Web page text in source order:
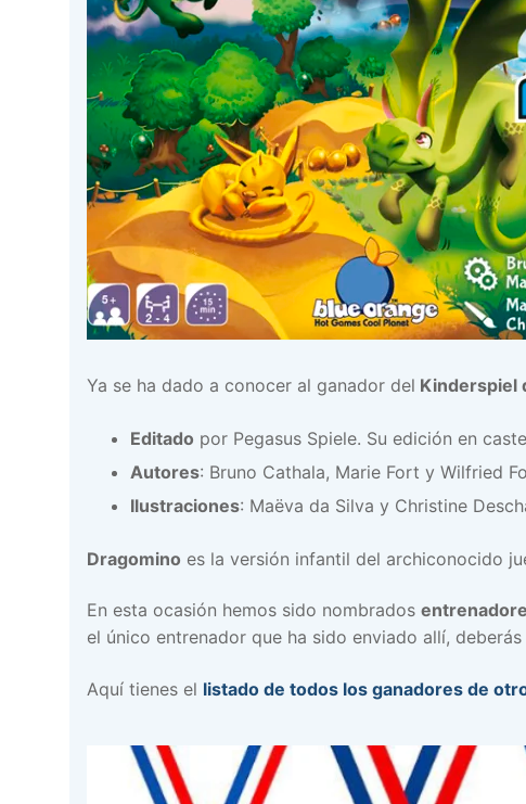
Ya se ha dado a conocer al ganador del Kinderspiel
Editado por Pegasus Spiele. Su edición en
Autores: Bruno Cathala, Marie Fort y Wilfried
Ilustraciones: Maëva da Silva y Christine
Dragomino es la versión infantil del archiconocido
En esta ocasión hemos sido nombrados
el único entrenador que ha sido enviado allí, deberás
Aquí tienes el listado de todos los ganadores de